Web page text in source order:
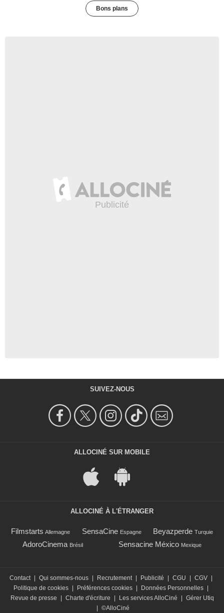
Bons plans
SUIVEZ-NOUS
ALLOCINÉ SUR MOBILE
ALLOCINÉ À L'ÉTRANGER
Filmstarts Allemagne SensaCine Espagne Beyazperde Turquie
AdoroCinema Brésil Sensacine México Mexique
Contact Qui sommes-nous Recrutement Publicité CGU CGV
Politique de cookies
Préférences cookies Données Personnelles
Revue de presse
Charte d'écriture Les services AlloCiné
Gérer Utiq
©AlloCiné